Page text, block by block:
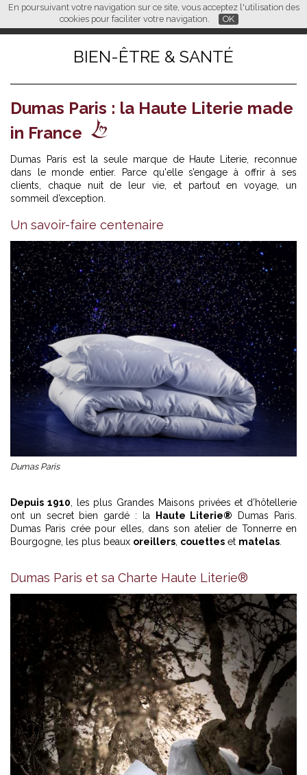
En poursuivant votre navigation sur ce site, vous acceptez l'utilisation des
cookies pour faciliter votre navigation.
OK
FR EN CN
L M
BIEN-ÊTRE & SANTÉ
Dumas Paris : la Haute Literie made
in France
Dumas Paris est la seule marque de Haute Literie, reconnue
dans le monde entier. Parce qu'elle s’engage à offrir à ses
clients, chaque nuit de leur vie, et partout en voyage, un
sommeil d’exception.
Un savoir-faire centenaire
Dumas Paris
Depuis 1910 , les plus Grandes Maisons privées et d’hôtellerie
ont un secret bien gardé : la Haute Literie® Dumas Paris.
Dumas Paris crée pour elles, dans son atelier de Tonnerre en
Bourgogne, les plus beaux oreillers couettes et matelas
Dumas Paris et sa Charte Haute Literie®